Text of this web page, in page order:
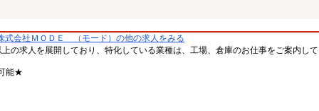
式会社ＭＯＤＥ （モード）の他の求人をみる
の求人を展開しており、特化している業種は、工場、倉庫のお仕事をご案内して
能★